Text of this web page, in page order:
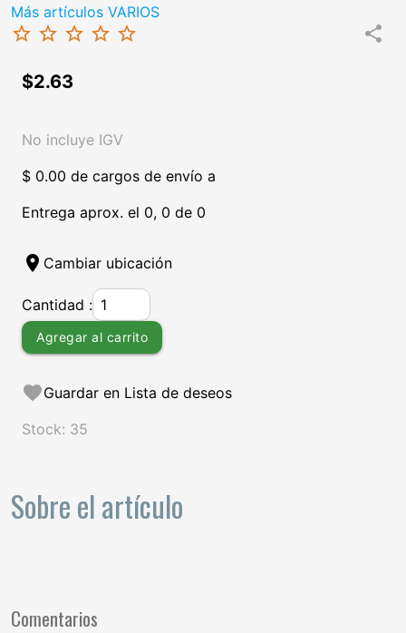
Más artículos VARIOS
star_border star_border star_border star_border star_border share
$2.63
No incluye IGV
$ 0.00 de cargos de envío a
Entrega aprox. el 0, 0 de 0
location_on Cambiar ubicación
Cantidad :
Agregar al carrito
favoriteGuardar en Lista de deseos
Stock: 35
Sobre el artículo
Comentarios